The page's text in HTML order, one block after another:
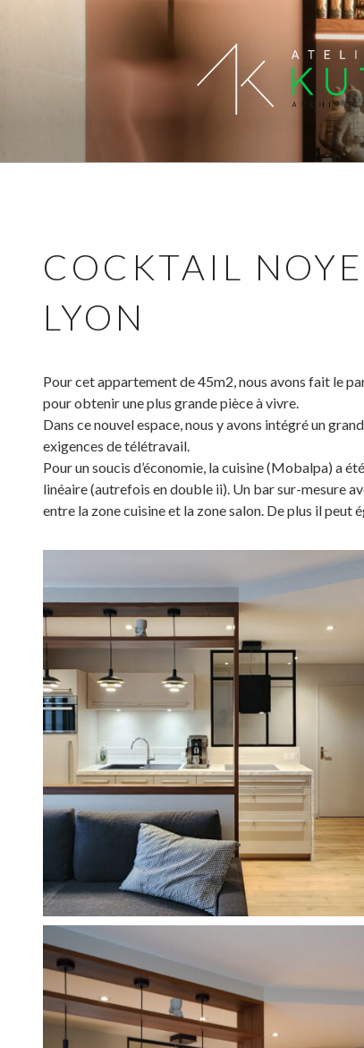
ATELIER
Architecture d'intérieur,
COCKTAIL
LYON
Pour cet appartement de 45m2, nous avons fait le
pour obtenir une plus grande pièce à vivre.
Dans ce nouvel espace, nous y avons intégré un
exigences de télétravail.
Pour un soucis d’économie, la cuisine (Mobalpa) a
linéaire (autrefois en double ii). Un bar sur-mesure
entre la zone cuisine et la zone salon. De plus il peut